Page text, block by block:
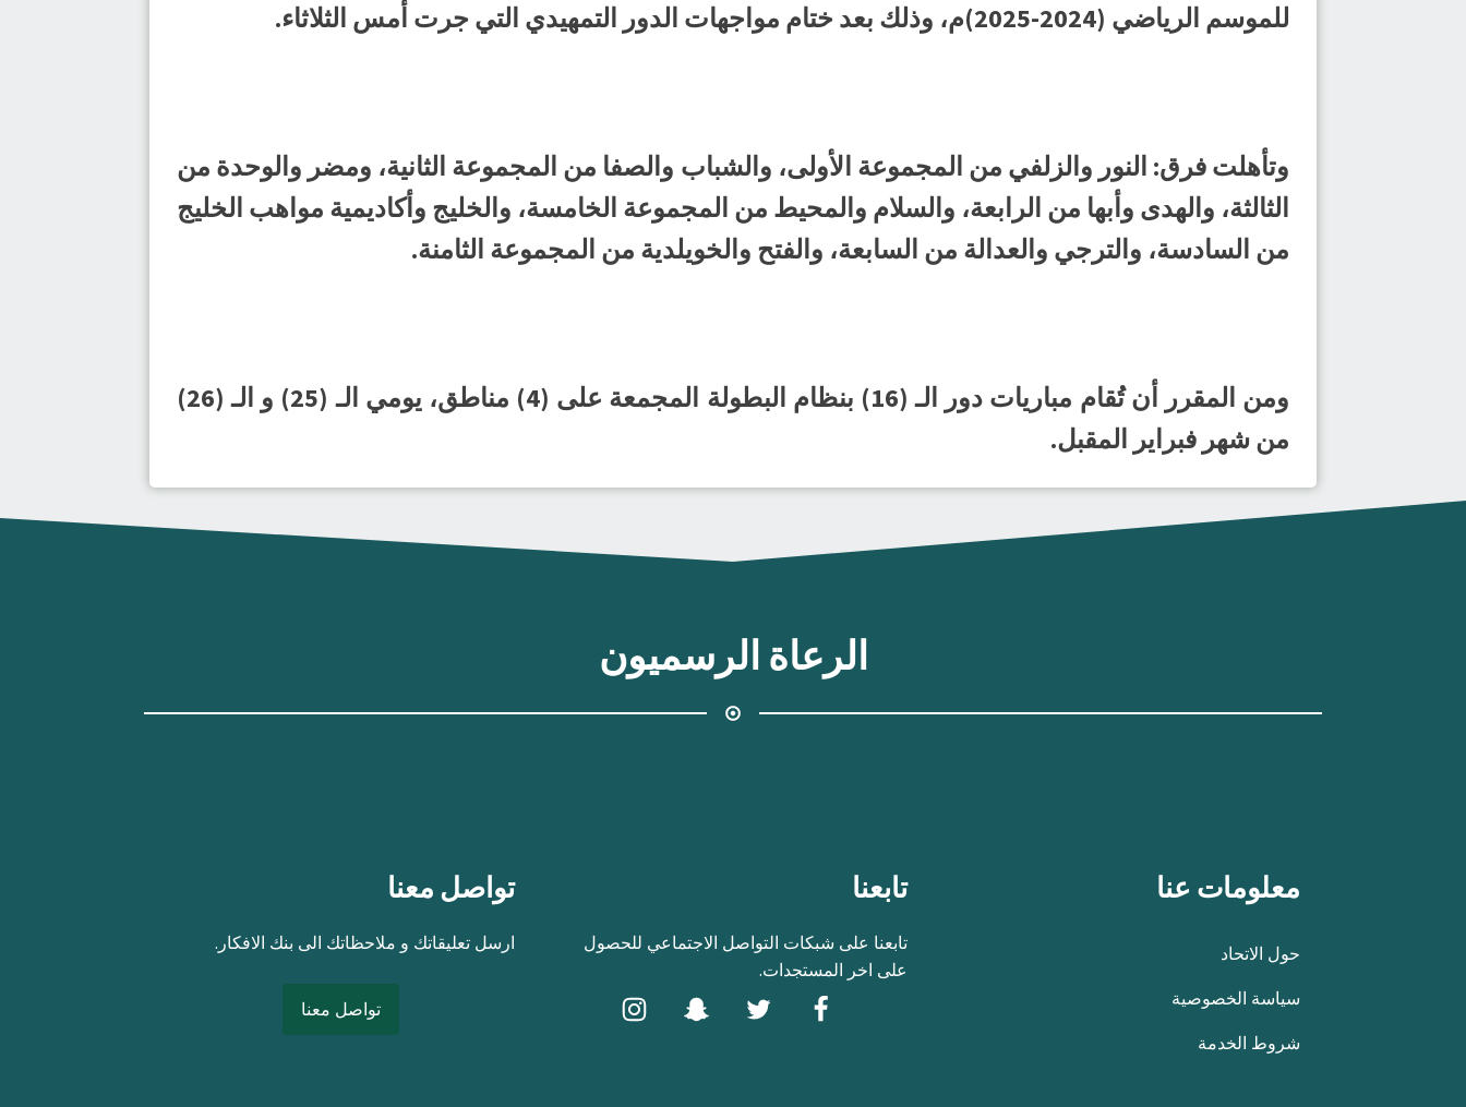
للموسم الرياضي (2024-2025)م، وذلك بعد ختام مواجهات الدور التمهيدي التي جرت أمس الثلاثاء.
وتأهلت فرق: النور والزلفي من المجموعة الأولى، والشباب والصفا من المجموعة الثانية، ومضر والوحدة من
الثالثة، والهدى وأبها من الرابعة، والسلام والمحيط من المجموعة الخامسة، والخليج وأكاديمية مواهب الخليج
من السادسة، والترجي والعدالة من السابعة، والفتح والخويلدية من المجموعة الثامنة.
ومن المقرر أن تُقام مباريات دور الـ (16) بنظام البطولة المجمعة على (4) مناطق، يومي الـ (25) و الـ (26)
من شهر فبراير المقبل.
الرعاة الرسميون
معلومات عنا
حول الاتحاد
سياسة الخصوصية
شروط الخدمة
تابعنا
تابعنا على شبكات التواصل الاجتماعي للحصول
على اخر المستجدات.
تواصل معنا
ارسل تعليقاتك و ملاحظاتك الى بنك الافكار.
تواصل معنا